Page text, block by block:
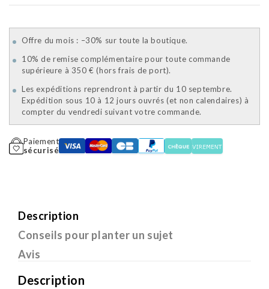
Offre du mois : –30% sur toute la boutique.
10% de remise complémentaire pour toute commande
supérieure à 350 € (hors frais de port).
Les expéditions reprendront à partir du 10 septembre.
Expédition sous 10 à 12 jours ouvrés (et non calendaires) à
compter du vendredi suivant votre commande.
Paiement
sécurisé
Description
Conseils pour planter un sujet
Avis
Description